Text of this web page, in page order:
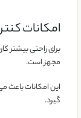
امکانات
برای راحتی بیشتر
مجهز است.
این امکانات باعث
گیرد.